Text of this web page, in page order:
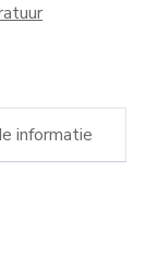
informatie